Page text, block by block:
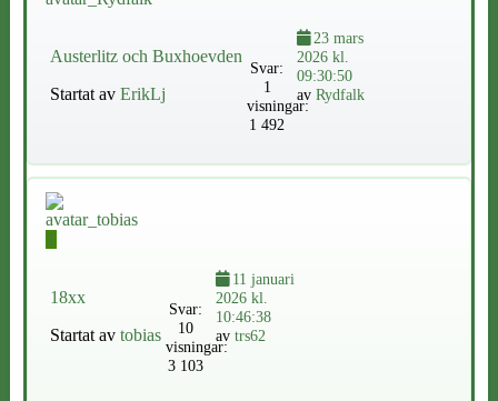
Austerlitz och Buxhoevden
Startat av ErikLj
Svar:
1
visningar:
1 492
23 mars
2026 kl.
09:30:50
av Rydfalk
T
18xx
Startat av tobias
Svar:
10
visningar:
3 103
11 januari
2026 kl.
10:46:38
av trs62